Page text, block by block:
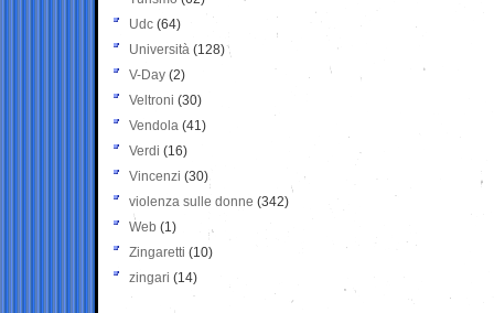
Udc (64)
Università (128)
V-Day (2)
Veltroni (30)
Vendola (41)
Verdi (16)
Vincenzi (30)
violenza sulle donne (342)
Web (1)
Zingaretti (10)
zingari (14)